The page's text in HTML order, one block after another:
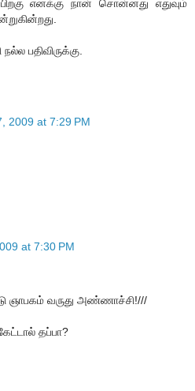
எனக்கு நான் சொன்னது எதுவும்
பதிவிருக்கு.
2009 at 7:29 PM
at 7:30 PM
ஞாபகம் வருது அண்ணாச்சி!///
தப்பா?